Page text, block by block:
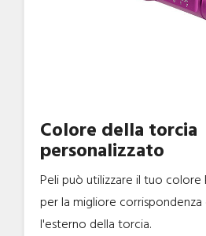
Colore della torcia
personalizzato
Peli può utilizzare il tuo colore
per la migliore
l'esterno della torcia.